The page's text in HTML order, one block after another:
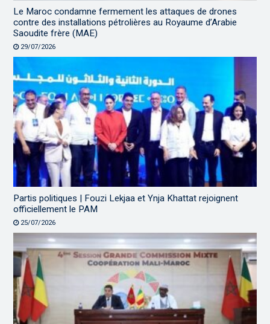
Le Maroc condamne fermement les attaques de drones
contre des installations pétrolières au Royaume d’Arabie
Saoudite frère (MAE)
29/07/2026
Partis politiques | Fouzi Lekjaa et Ynja Khattat rejoignent
officiellement le PAM
25/07/2026